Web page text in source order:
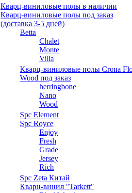
Кварц-виниловые полы в наличии
Кварц-виниловые полы под заказ
(доставка 3-5 дней)
Betta
Chalet
Monte
Villa
Кварц-виниловые полы Crona
Wood под заказ
herringbone
Nano
Wood
Spc Element
Spc Royce
Enjoy
Fresh
Grade
Jersey
Rich
Spc Zeta Китай
Кварц-винил "Tarkett"